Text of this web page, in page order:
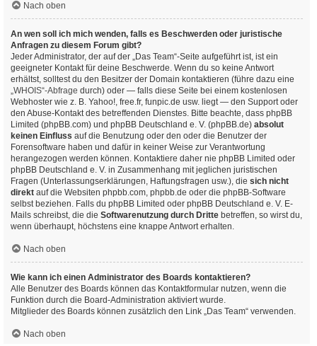
Nach oben
An wen soll ich mich wenden, falls es Beschwerden oder juristische
Anfragen zu diesem Forum gibt?
Jeder Administrator, der auf der „Das Team“-Seite aufgeführt ist, ist ein
geeigneter Kontakt für deine Beschwerde. Wenn du so keine Antwort
erhältst, solltest du den Besitzer der Domain kontaktieren (führe dazu eine
„WHOIS“-Abfrage durch) oder — falls diese Seite bei einem kostenlosen
Webhoster wie z. B. Yahoo!, free.fr, funpic.de usw. liegt — den Support oder
den Abuse-Kontakt des betreffenden Dienstes. Bitte beachte, dass phpBB
Limited (phpBB.com) und phpBB Deutschland e. V. (phpBB.de) absolut
keinen Einfluss auf die Benutzung oder den oder die Benutzer der
Forensoftware haben und dafür in keiner Weise zur Verantwortung
herangezogen werden können. Kontaktiere daher nie phpBB Limited oder
phpBB Deutschland e. V. in Zusammenhang mit jeglichen juristischen
Fragen (Unterlassungserklärungen, Haftungsfragen usw.), die sich nicht
direkt auf die Websiten phpbb.com, phpbb.de oder die phpBB-Software
selbst beziehen. Falls du phpBB Limited oder phpBB Deutschland e. V. E-
Mails schreibst, die die Softwarenutzung durch Dritte betreffen, so wirst du,
wenn überhaupt, höchstens eine knappe Antwort erhalten.
Nach oben
Wie kann ich einen Administrator des Boards kontaktieren?
Alle Benutzer des Boards können das Kontaktformular nutzen, wenn die
Funktion durch die Board-Administration aktiviert wurde.
Mitglieder des Boards können zusätzlich den Link „Das Team“ verwenden.
Nach oben